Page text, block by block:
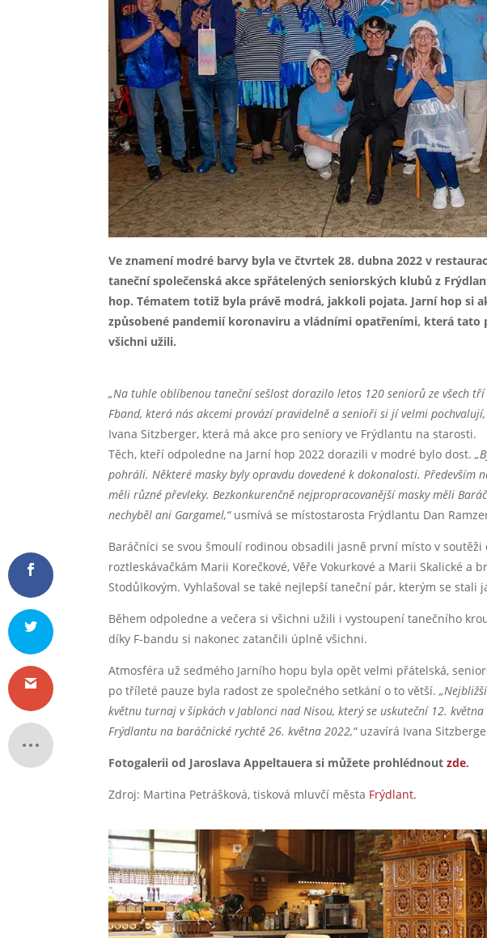
Ve znamení modré barvy byla ve čtvrtek 28. dubna 2022 v
taneční společenská akce spřátelených seniorských klubů z
hop. Tématem totiž byla právě modrá, jakkoli pojata. Jarní hop si
způsobené pandemií koronaviru a vládními opatřeními, která tato
všichni užili.
„Na tuhle oblíbenou taneční sešlost dorazilo letos 120 seniorů ze všech
Fband, která nás akcemi provází pravidelně a senioři si jí velmi pochvalují,
Ivana Sitzberger, která má akce pro seniory ve Frýdlantu na starosti.
Těch, kteří odpoledne na Jarní hop 2022 dorazili v modré bylo dost.
pohráli. Některé masky byly opravdu dovedené k dokonalosti.
měli různé převleky. Bezkonkurenčně nejpropracovanější masky měli
nechyběl ani Gargamel,“ usmívá se místostarosta Frýdlantu Dan
Baráčníci se svou šmoulí rodinou obsadili jasně první místo v
roztleskávačkám Marii Korečkové, Věře Vokurkové a Marii Skalické
Stodůlkovým. Vyhlašoval se také nejlepší taneční pár, kterým se stali
Během odpoledne a večera si všichni užili i vystoupení tanečního
díky F-bandu si nakonec zatančili úplně všichni.
Atmosféra už sedmého Jarního hopu byla opět velmi přátelská,
po tříleté pauze byla radost ze společného setkání o to větší.
květnu turnaj v šipkách v Jablonci nad Nisou, který se uskuteční 12.
Frýdlantu na baráčnické rychtě 26. května 2022,“ uzavírá Ivana
Fotogalerii od Jaroslava Appeltauera si můžete prohlédnoutzde.
Zdroj: Martina Petrášková, tisková mluvčí města Frýdlant.